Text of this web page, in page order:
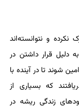
نکرده و نتوانسته‌اند
دلیل قرار داشتن در
شوند تا در آینده با
که بسیاری از
زندگی ریشه در